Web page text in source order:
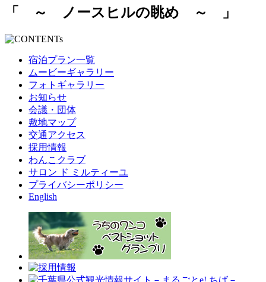
「 ～ ノースヒルの眺め ～ 」
宿泊プラン一覧
ムービーギャラリー
フォトギャラリー
お知らせ
会議・団体
敷地マップ
交通アクセス
採用情報
わんこクラブ
サロン ド ミルティーユ
プライバシーポリシー
English